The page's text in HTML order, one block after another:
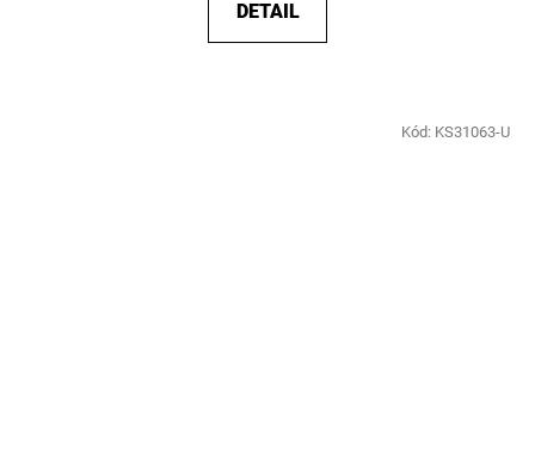
DETAIL
Kód: KS31063-U